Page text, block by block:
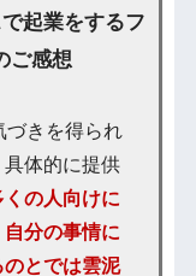
起業をするフ
ご感想
づきを得られ
体的に提供
の人向けに
分の事情に
とでは雲泥